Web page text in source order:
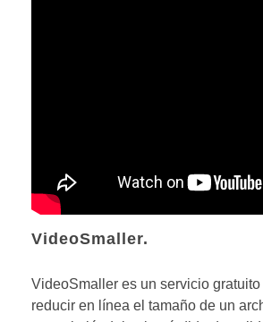
VideoSmaller.
VideoSmaller es un servicio
reducir en línea el tamaño de un